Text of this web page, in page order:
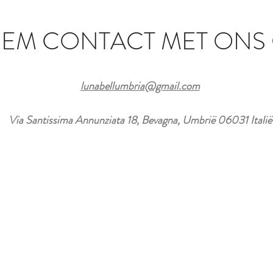
CONTACT MET ONS
lunabellumbria@gmail.com
Via Santissima Annunziata 18, Bevagna, Umbrië 06031 Italië